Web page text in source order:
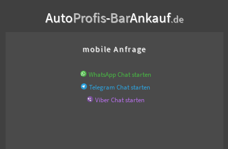
AutoProfis-BarAnkauf.de
mobile Anfrage
WhatsApp Chat starten
Telegram Chat starten
Viber Chat starten